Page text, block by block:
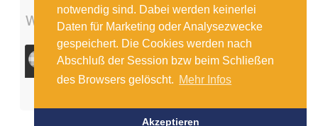
notwendig sind. Dabei werden keinerlei
Daten für Marketing oder Analysezwecke
gespeichert. Die Cookies werden nach
Abschluß der Session bzw beim Schließen
des Browsers gelöscht. Mehr Infos
Akzeptieren